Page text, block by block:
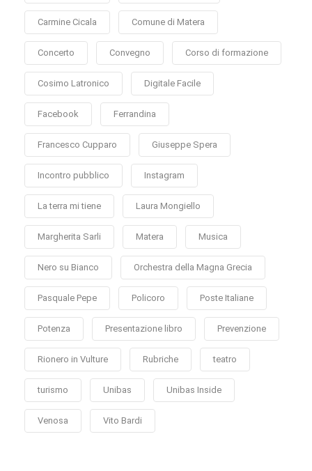
Carmine Cicala Comune di Matera
Concerto Convegno Corso di formazione
Cosimo Latronico Digitale Facile
Facebook Ferrandina
Francesco Cupparo Giuseppe Spera
Incontro pubblico Instagram
La terra mi tiene Laura Mongiello
Margherita Sarli Matera Musica
Nero su Bianco Orchestra della Magna Grecia
Pasquale Pepe Policoro Poste Italiane
Potenza Presentazione libro Prevenzione
Rionero in Vulture Rubriche teatro
turismo Unibas Unibas Inside
Venosa Vito Bardi